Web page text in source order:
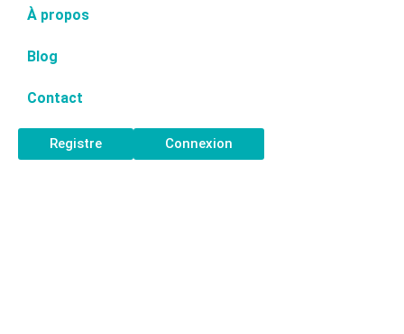
À propos
Blog
Contact
Registre Connexion